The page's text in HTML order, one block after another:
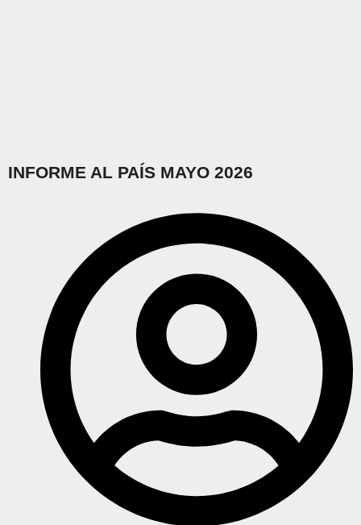
INFORME AL PAÍS MAYO 2026